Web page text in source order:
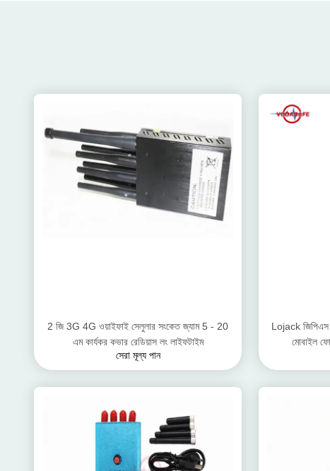
2 জি 3G 4G ওয়াইফাই সেলুলার সংকেত জ্যাম 5 - 20
এম কার্যকর কভার রেডিয়াস লং লাইফটাইম
সেরা মূল্য পান
Lojack জিপিএস
মোবাইল